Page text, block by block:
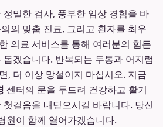
밀한 검사, 풍부한 임상 경험을 바
의 맞춤 진료, 그리고 환자를 최우
의료 서비스를 통해 여러분의 힘든
겠습니다. 반복되는 두통과 어지럼
, 더 이상 망설이지 마십시오. 지금
센터의 문을 두드려 건강하고 활기
걸음을 내딛으시길 바랍니다. 당신
원이 함께 열어가겠습니다.